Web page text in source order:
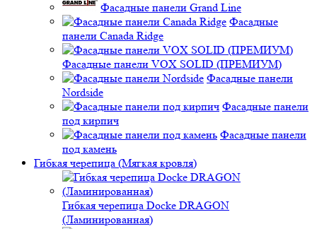
Фасадные панели Grand Line
Фасадные
панели Canada Ridge
Фасадные панели VOX SOLID (ПРЕМИУМ)
Фасадные панели
Nordside
Фасадные панели
под кирпич
Фасадные панели
под камень
Гибкая черепица (Мягкая кровля)
Гибкая черепица Docke DRAGON
(Ламинированная)